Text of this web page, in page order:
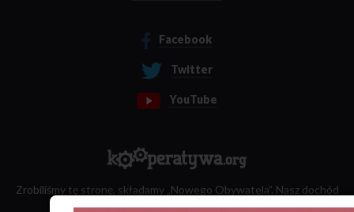
Facebook
Twitter
YouTube
Zrobiliśmy tę stronę, składamy „Nowego Obywatela”. Nasz dochód
przeznaczamy na jego wydawanie.